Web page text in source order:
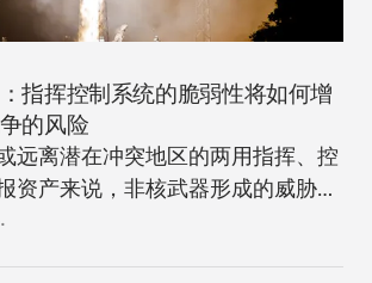
指挥控制系统的脆弱性将如何增
的风险
远离潜在冲突地区的两用指挥、控
资产来说，非核武器形成的威胁越